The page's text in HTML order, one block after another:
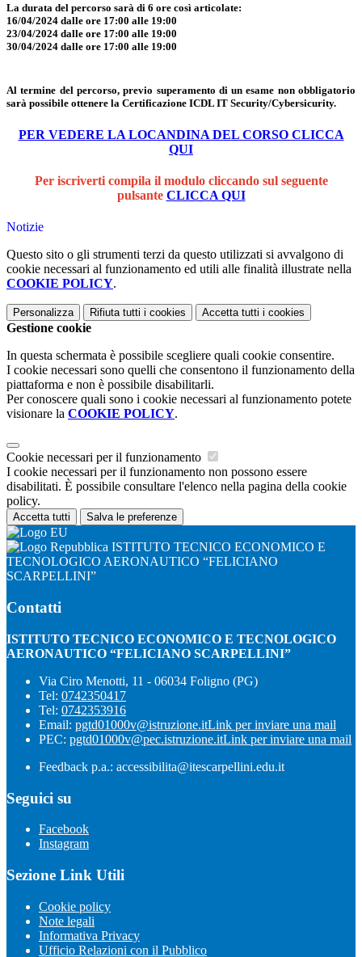
La durata del percorso sarà di 6 ore così articolate:
16/04/2024 dalle ore 17:00 alle 19:00
23/04/2024 dalle ore 17:00 alle 19:00
30/04/2024 dalle ore 17:00 alle 19:00
Al termine del percorso, previo superamento di un esame non obbligatorio
sarà possibile ottenere la Certificazione ICDL IT Security/Cybersicurity.
PER VEDERE LA LOCANDINA DEL CORSO CLICCA
QUI
Per iscriverti compila il modulo cliccando sul seguente
pulsante CLICCA QUI
Notizie
Questo sito o gli strumenti terzi da questo utilizzati si avvalgono di
cookie necessari al funzionamento ed utili alle finalità illustrate nella
COOKIE POLICY.
Personalizza Rifiuta tutti i cookies Accetta tutti i cookies
Gestione cookie
In questa schermata è possibile scegliere quali cookie consentire.
I cookie necessari sono quelli che consentono il funzionamento della
piattaforma e non è possibile disabilitarli.
Per conoscere quali sono i cookie necessari al funzionamento potete
visionare la COOKIE POLICY.
Cookie necessari per il funzionamento
I cookie necessari per il funzionamento non possono essere
disabilitati. È possibile consultare l'elenco nella pagina della cookie
policy.
Accetta tutti Salva le preferenze
ISTITUTO TECNICO ECONOMICO E
TECNOLOGICO AERONAUTICO “FELICIANO
SCARPELLINI”
Contatti
ISTITUTO TECNICO ECONOMICO E TECNOLOGICO
AERONAUTICO “FELICIANO SCARPELLINI”
Via Ciro Menotti, 11 - 06034 Foligno (PG)
Tel: 0742350417
Tel: 0742353916
Email: pgtd01000v@istruzione.itLink per inviare una mail
PEC: pgtd01000v@pec.istruzione.itLink per inviare una mail
Feedback p.a.: accessibilita@itescarpellini.edu.it
Seguici su
Facebook
Instagram
Sezione Link Utili
Cookie policy
Note legali
Informativa Privacy
Ufficio Relazioni con il Pubblico